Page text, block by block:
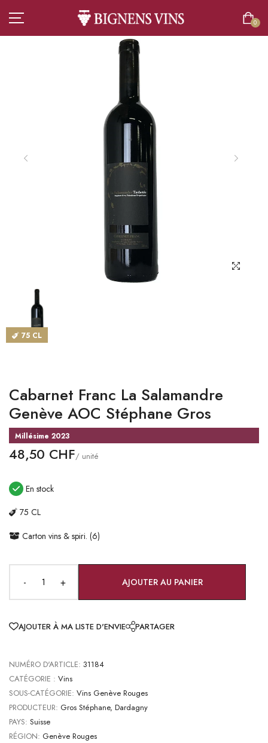
0
TOUT L’ASSORTIMENT
VINS
BOISSONS SANS ALCOOL
CATALOGUES
MAGASINS
CONTACT
Langue
Devise
75 CL
Cabarnet Franc La Salamandre
Genève AOC Stéphane Gros
Millésime 2023
48,50 CHF/ unité
En stock
75 CL
Carton vins & spiri. (6)
- + AJOUTER AU PANIER
AJOUTER À MA LISTE D'ENVIE PARTAGER
NUMÉRO D'ARTICLE: 31184
CATÉGORIE : Vins
SOUS-CATÉGORIE: Vins Genève Rouges
PRODUCTEUR: Gros Stéphane, Dardagny
PAYS: Suisse
RÉGION: Genève Rouges